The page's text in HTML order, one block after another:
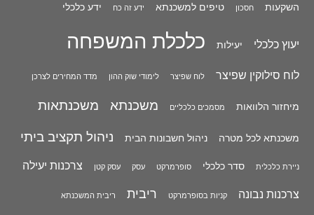
השקעות חסכון טיפים למשכנתא ידע זה כח ידע כלכלי
יעוץ כלכלי יעילות כלכלת המשפחה
לוח סילוקין שפיצר לוח שפיצר לימודי שוק ההון מדד המחירים לצרכן
מיחזור הלוואות מסמכים כלכליים משכנתא משכנתאות
משכנתא לכל מטרה ניהול חשבונות הבית ניהול תקציב ביתי
ניירת כלכלית סדר כלכלי סופרמרקט עסק עסק קטן צרכנות יעילה
צרכנות נבונה קניות בסופרמרקט ריבית ריבית המשכנתא